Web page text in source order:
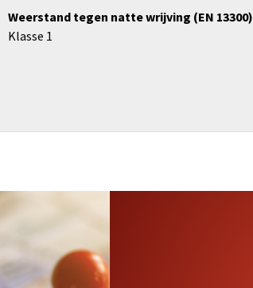
Weerstand tegen natte wrijving (EN 13300)
Klasse 1